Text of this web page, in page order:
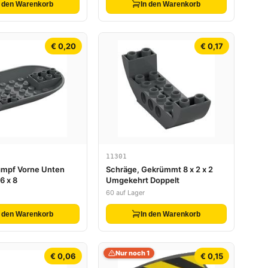
den Warenkorb In den Warenkorb
€ 0,20
Vorne Unten
x 8
den Warenkorb
€ 0,17
11301
Schräge, Gekrümmt 8 x 2 x 2
Umgekehrt Doppelt
60 auf Lager
In den Warenkorb
€ 0,06 € 0,15
Nur noch 1